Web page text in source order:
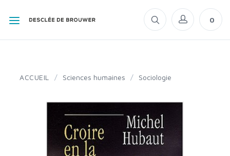
0
ACCUEIL / Sciences humaines / Sociologie